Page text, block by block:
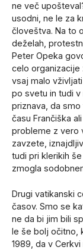
ne več
usodni, ne le za
človeštva. Na to
deželah,
Peter Opeka
celo organizacije
vsaj malo
po svetu in tudi v
priznava, da
času Frančiška
probleme z vero
zavzete,
tudi pri klerikih
zmogla
Drugi vatikanski
časov. Smo se
ne da bi jim bili
le še bolj očitno,
1989, da v